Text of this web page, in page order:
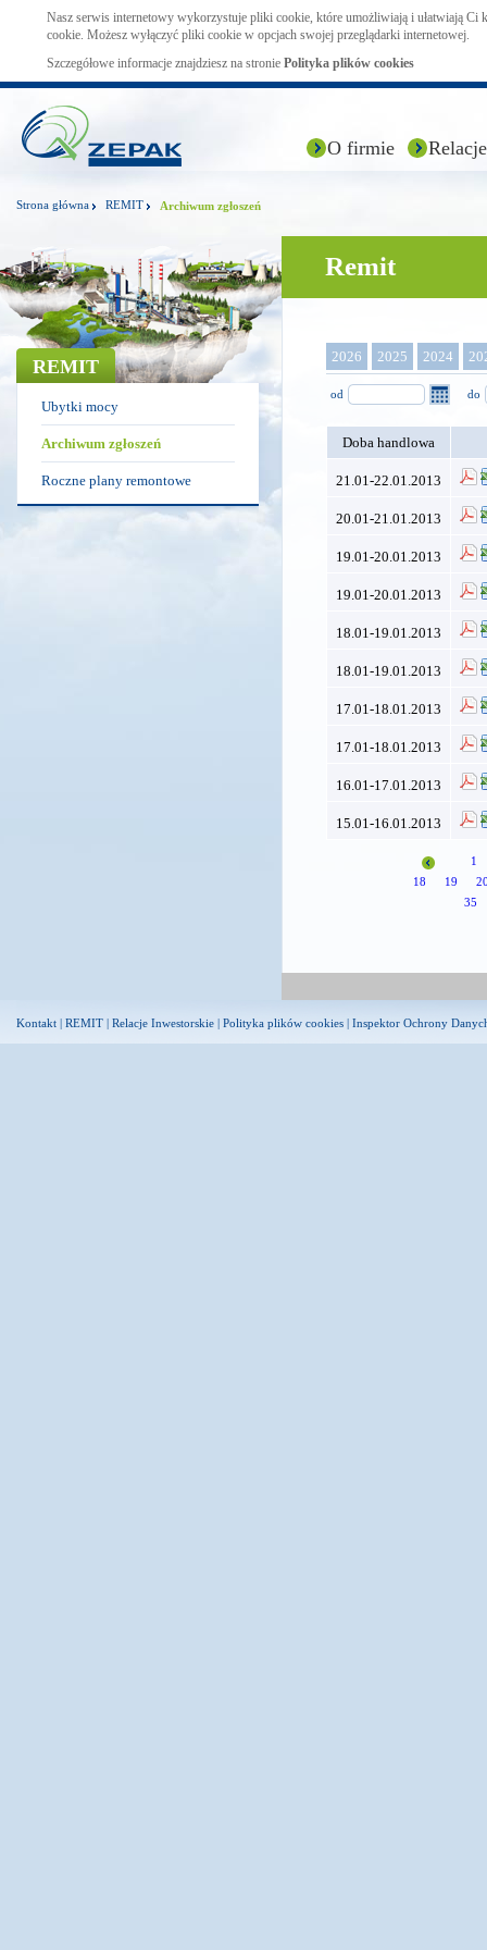
Nasz serwis internetowy wykorzystuje pliki cookie, które umożliwiają i ułatwiają Ci
cookie. Możesz wyłączyć pliki cookie w opcjach swojej przeglądarki internetowej.
Szczegółowe informacje znajdziesz na stronie Polityka plików cookies
O firmie
Strona główna REMIT Archiwum zgłoszeń
REMIT
Ubytki mocy
Archiwum zgłoszeń
Roczne plany remontowe
Remit
2026 2025 2024
od do
Doba handlowa
21.01-22.01.2013
20.01-21.01.2013
19.01-20.01.2013
19.01-20.01.2013
18.01-19.01.2013
18.01-19.01.2013
17.01-18.01.2013
17.01-18.01.2013
16.01-17.01.2013
15.01-16.01.2013
1
18
19
35
Kontakt | REMIT | Relacje Inwestorskie | Polityka plików cookies | Inspektor Ochrony